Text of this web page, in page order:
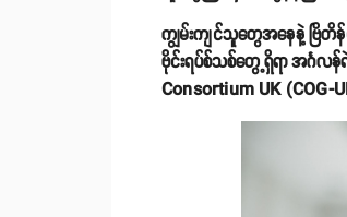
ကျွမ်းကျင်သူတွေအနေနဲ့ ဗြိတိန်
ဗိုင်းရပ်စ်သစ်တွေ့ရှိရာ အင်္ဂလ
Consortium UK (COG-